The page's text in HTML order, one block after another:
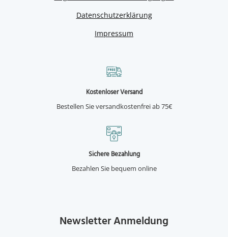
Datenschutzerklärung
Impressum
Kostenloser Versand
Bestellen Sie versandkostenfrei ab 75€
Sichere Bezahlung
Bezahlen Sie bequem online
Newsletter Anmeldung